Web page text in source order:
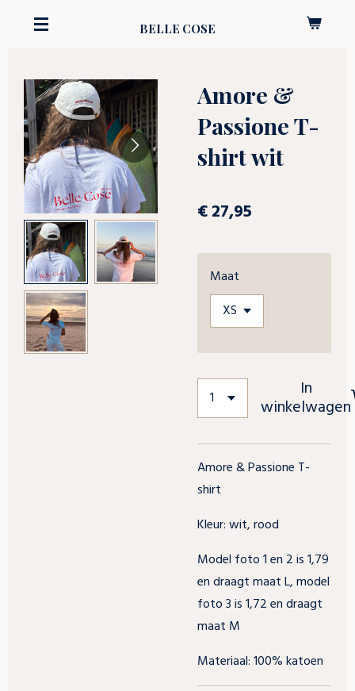
hoofdinhoud
BELLE COSE
Amore &
Passione T-
shirt wit
€ 27,95
Maat
In
winkelwagen
Amore & Passione T-
shirt
Kleur: wit, rood
Model foto 1 en 2 is 1,79
en draagt maat L, model
foto 3 is 1,72 en draagt
maat M
Materiaal: 100% katoen